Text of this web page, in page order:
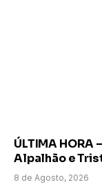
ÚLTIMA HORA
Alpalhão e
8 de Agosto, 2026